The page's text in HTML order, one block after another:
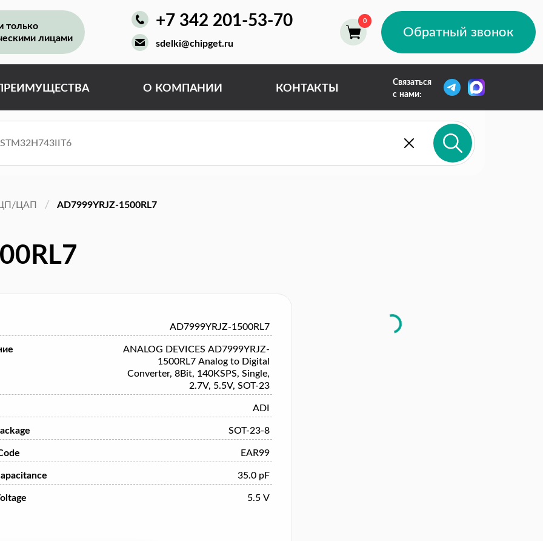
только
лицами
+7 342 201-53-70
sdelki@chipget.ru
Обратный звонок
О КОМПАНИИ КОНТАКТЫ
Связаться
с нами:
ЦАП AD7999YRJZ-1500RL7
AD7999YRJZ-1500RL7
ANALOG DEVICES AD7999YRJZ-
1500RL7 Analog to Digital
Converter, 8Bit, 140KSPS, Single,
2.7V, 5.5V, SOT-23
ADI
SOT-23-8
EAR99
35.0 pF
5.5 V